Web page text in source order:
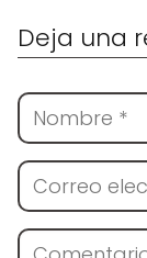
Deja una